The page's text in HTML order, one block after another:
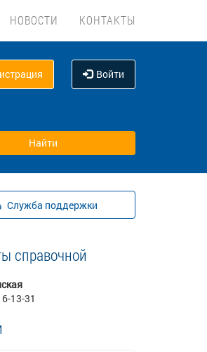
НОВОСТИ КОНТАКТЫ
Войти
Служба поддержки
справочной
13-31